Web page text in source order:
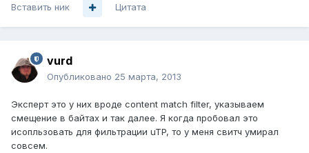
Вставить ник Цитата
vurd
Опубликовано 25 марта, 2013
Эксперт это у них вроде content match filter, указываем
смещение в байтах и так далее. Я когда пробовал это
исопльзовать для фильтрации uTP, то у меня свитч умирал
совсем.